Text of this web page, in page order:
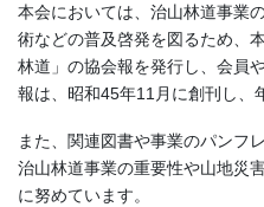
本会においては、治山林道事業
術などの普及啓発を図るため、
林道」の協会報を発行し、会員
報は、昭和45年11月に創刊し、
また、関連図書や事業のパンフ
治山林道事業の重要性や山地災
に努めています。